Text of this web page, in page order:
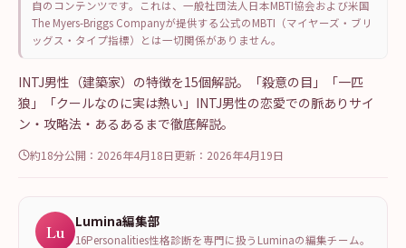
自のコンテンツです。これは、一般社団法人日本MBTI協会および米国
The Myers-Briggs Companyが提供する公式のMBTI（マイヤーズ・ブリ
ッグス・タイプ指標）とは一切関係がありません。
INTJ男性（建築家）の特徴を15個解説。「殺意の目」「一匹
狼」「クールなのに実は熱い」INTJ男性の恋愛での脈ありサイ
ン・攻略法・あるあるまで徹底解説。
約18分公開： 2026年4月18日更新： 2026年4月19日
Lu Lumina編集部
16Personalities性格診断を専門に扱うLuminaの編集チーム。